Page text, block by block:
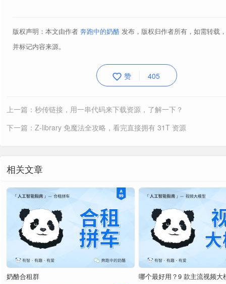
版权声明：本文由作者 奔跑中的奶酪 发布，版权归作者所有，如需转载
并标记内容来源。
赞 405
上一篇：秒传链接，用一串代码来下载资源，了解一下？
下一篇：Z-library 免魔法全攻略，看完直接拥有 31T 资源
相关文章
奶酪合租群 哪个最好用？9 款主流视频大